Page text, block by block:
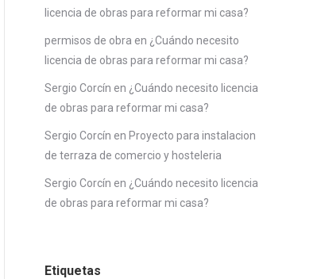
licencia de obras para reformar mi casa?
permisos de obra en ¿Cuándo necesito
licencia de obras para reformar mi casa?
Sergio Corcín en ¿Cuándo necesito licencia
de obras para reformar mi casa?
Sergio Corcín en Proyecto para instalacion
de terraza de comercio y hosteleria
Sergio Corcín en ¿Cuándo necesito licencia
de obras para reformar mi casa?
Etiquetas